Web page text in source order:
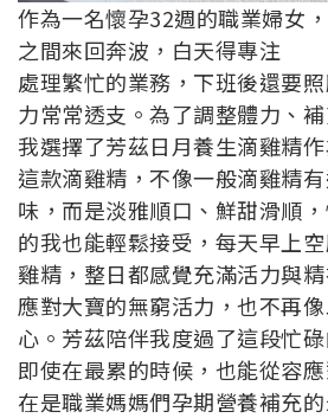
作為一名懷孕32週的職業婦女
之間來回奔波，白天得專注
處理繁忙的業務，下班後還要
力常常透支。為了調整體力、
我選擇了芳茲日月養生滴雞精
這款滴雞精，不像一般滴雞精
味，而是淡雅順口、鮮甜滑順
的我也能輕鬆接受，每天早上
雞精，整日都感覺充滿活力與
應對大寶的無窮活力，也不再
心。芳茲陪伴我度過了這段忙
即使在最累的時候，也能從容
在是職業媽媽們孕期營養補充的